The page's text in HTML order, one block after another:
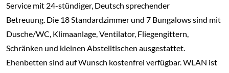
Service mit 24-stündiger, Deutsch sprechender
Betreuung. Die 18 Standardzimmer und 7 Bungalows sind mit
Dusche/WC, Klimaanlage, Ventilator, Fliegengittern,
Schränken und kleinen Abstelltischen ausgestattet.
Ehenbetten sind auf Wunsch kostenfrei verfügbar. WLAN ist